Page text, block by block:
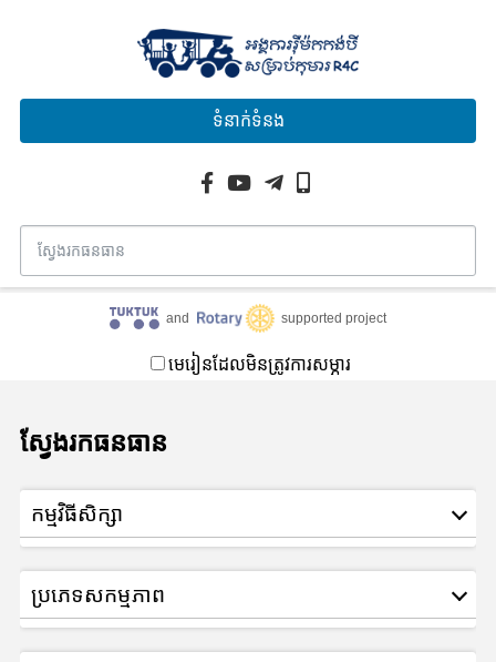
ទំនាក់ទំនង
and supported project
មេរៀនដែលមិនត្រូវការសម្ភារ
ស្វែងរកធនធាន
កម្មវិធីសិក្សា
ប្រភេទសកម្មភាព